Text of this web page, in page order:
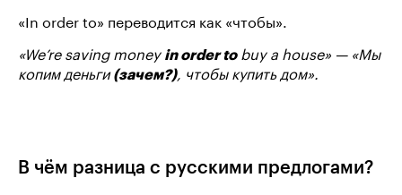
«In order to» переводится как «чтобы».
«We’re saving money in order tobuy a house» — «Мы
копим деньги(зачем?), чтобы купить дом».
В чём разница с русскими предлогами?